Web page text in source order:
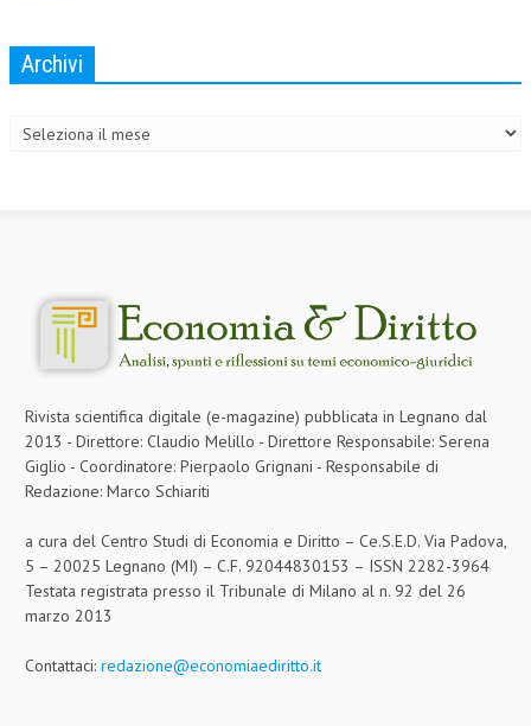
Archivi
Rivista scientifica digitale (e-magazine) pubblicata in Legnano dal
2013 - Direttore: Claudio Melillo - Direttore Responsabile: Serena
Giglio - Coordinatore: Pierpaolo Grignani - Responsabile di
Redazione: Marco Schiariti
a cura del Centro Studi di Economia e Diritto – Ce.S.E.D. Via Padova,
5 – 20025 Legnano (MI) – C.F. 92044830153 – ISSN 2282-3964
Testata registrata presso il Tribunale di Milano al n. 92 del 26
marzo 2013
Contattaci: redazione@economiaediritto.it